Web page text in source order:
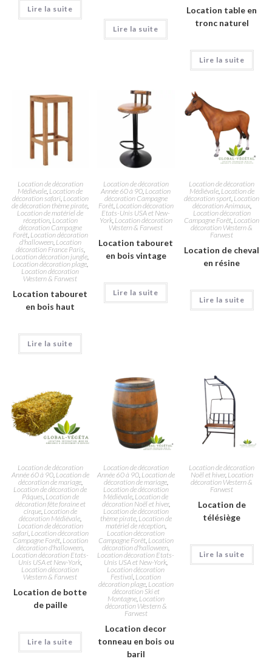
Lire la suite
Lire la suite
Location table en
tronc naturel
Lire la suite
Location de décoration
Médiévale Location de
décoration safari, Location
de décoration thème pirate
Location de matériel de
réception, Location
décoration Campagne
Forêt, Location décoration
d'halloween, Location
décoration France Paris
Location décoration jungle
Location décoration plage,
Location décoration
Western & Farwest
Location tabouret
en bois haut
Lire la suite
Location de décoration
Année 60 à 90 Location
décoration Campagne
Forêt, Location décoration
Etats-Unis USA et New-
York, Location décoration
Western & Farwest
Location tabouret
en bois vintage
Lire la suite
Location de décoration
Médiévale, Location de
décoration sport Location
décoration Animaux,
Location décoration
Campagne Forêt Location
décoration Western &
Farwest
Location de cheval
en résine
Lire la suite
Location de décoration
Année 60 à 90, Location de
décoration de mariage,
Location de décoration de
Pâques Location de
décoration fête foraine et
cirque, Location de
décoration Médiévale
Location de décoration
safari, Location décoration
Campagne Forêt, Location
décoration d'halloween
Location décoration Etats-
Unis USA et New-York
Location décoration
Western & Farwest
Location de botte
de paille
Lire la suite
Location de décoration
Année 60 à 90, Location de
décoration de mariage,
Location de décoration
Médiévale Location de
décoration Noël et hiver,
Location de décoration
thème pirate, Location de
matériel de réception,
Location décoration
Campagne Forêt, Location
décoration d'halloween
Location décoration Etats-
Unis USA et New-York
Location décoration
Festival Location
décoration plage, Location
décoration Ski et
Montagne, Location
décoration Western &
Farwest
Location decor
tonneau en bois ou
baril
Location de décoration
Noël et hiver, Location
décoration Western &
Farwest
Location de
télésiège
Lire la suite